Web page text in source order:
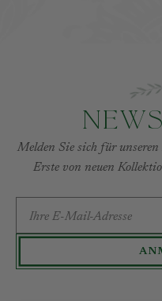
Melden Sie sich für
Erste von neuen